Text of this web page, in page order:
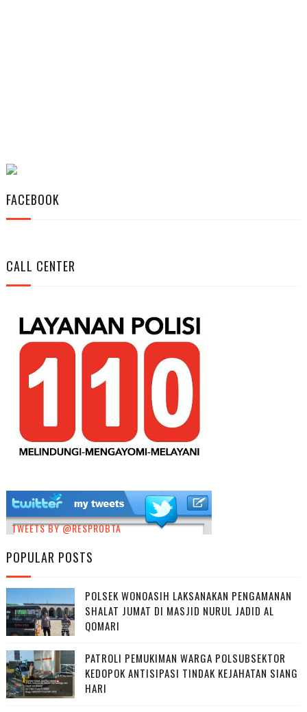
FACEBOOK
CALL CENTER
TWEETS BY @RESPROBTA
POPULAR POSTS
POLSEK WONOASIH LAKSANAKAN PENGAMANAN
SHALAT JUMAT DI MASJID NURUL JADID AL
QOMARI
PATROLI PEMUKIMAN WARGA POLSUBSEKTOR
KEDOPOK ANTISIPASI TINDAK KEJAHATAN SIANG
HARI